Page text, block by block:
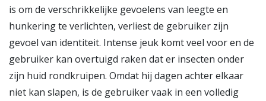
is om de verschrikkelijke gevoelens van leegte en
hunkering te verlichten, verliest de gebruiker zijn
gevoel van identiteit. Intense jeuk komt veel voor en de
gebruiker kan overtuigd raken dat er insecten onder
zijn huid rondkruipen. Omdat hij dagen achter elkaar
niet kan slapen, is de gebruiker vaak in een volledig